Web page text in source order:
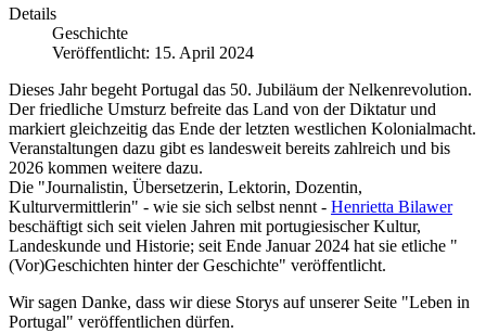
Details
Geschichte
Veröffentlicht: 15. April 2024
Dieses Jahr begeht Portugal das 50. Jubiläum der Nelkenrevolution.
Der friedliche Umsturz befreite das Land von der Diktatur und
markiert gleichzeitig das Ende der letzten westlichen Kolonialmacht.
Veranstaltungen dazu gibt es landesweit bereits zahlreich und bis
2026 kommen weitere dazu.
Die "Journalistin, Übersetzerin, Lektorin, Dozentin,
Kulturvermittlerin" - wie sie sich selbst nennt - Henrietta Bilawer
beschäftigt sich seit vielen Jahren mit portugiesischer Kultur,
Landeskunde und Historie; seit Ende Januar 2024 hat sie etliche "
(Vor)Geschichten hinter der Geschichte" veröffentlicht.
Wir sagen Danke, dass wir diese Storys auf unserer Seite "Leben in
Portugal" veröffentlichen dürfen.